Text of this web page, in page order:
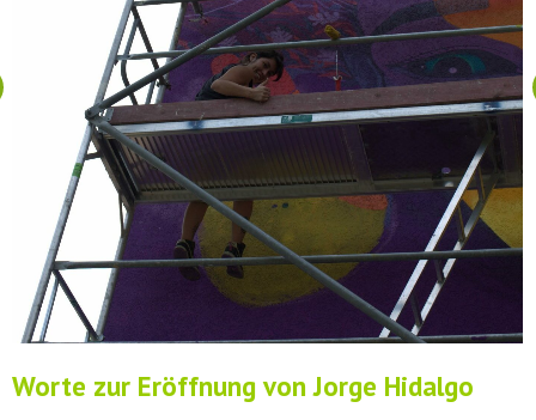
Worte zur Eröffnung von Jorge Hidalgo